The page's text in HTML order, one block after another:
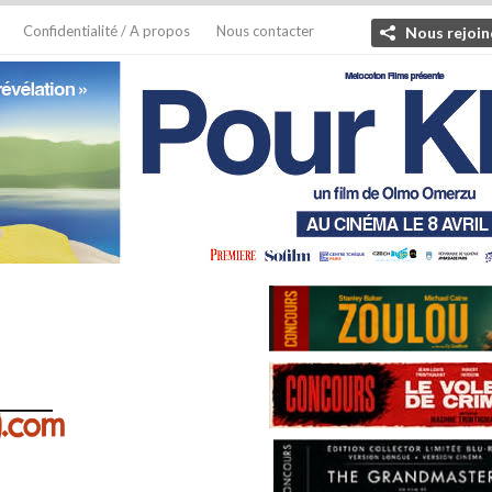
Confidentialité / A propos Nous contacter Nous